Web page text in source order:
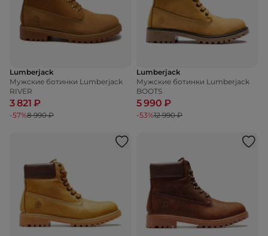
Lumberjack
Мужские ботинки Lumberjack
RIVER
3 821 ₽
-57%8 990 ₽
Lumberjack
Мужские ботинки Lumberjack
BOOTS
5 990 ₽
-53%12 990 ₽